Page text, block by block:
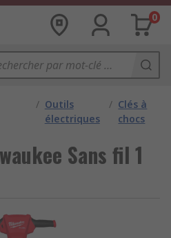
0
/ Outils
électriques
/ Clés à
chocs
Sans fil 1